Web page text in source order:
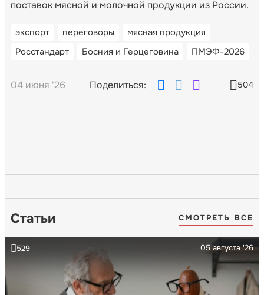
поставок мясной и молочной продукции из России.
экспорт переговоры
мясная продукция
Росстандарт
Босния и Герцеговина ПМЭФ-2026
04 июня '26 Поделиться: 504
Статьи СМОТРЕТЬ ВСЕ
05 августа '26
529